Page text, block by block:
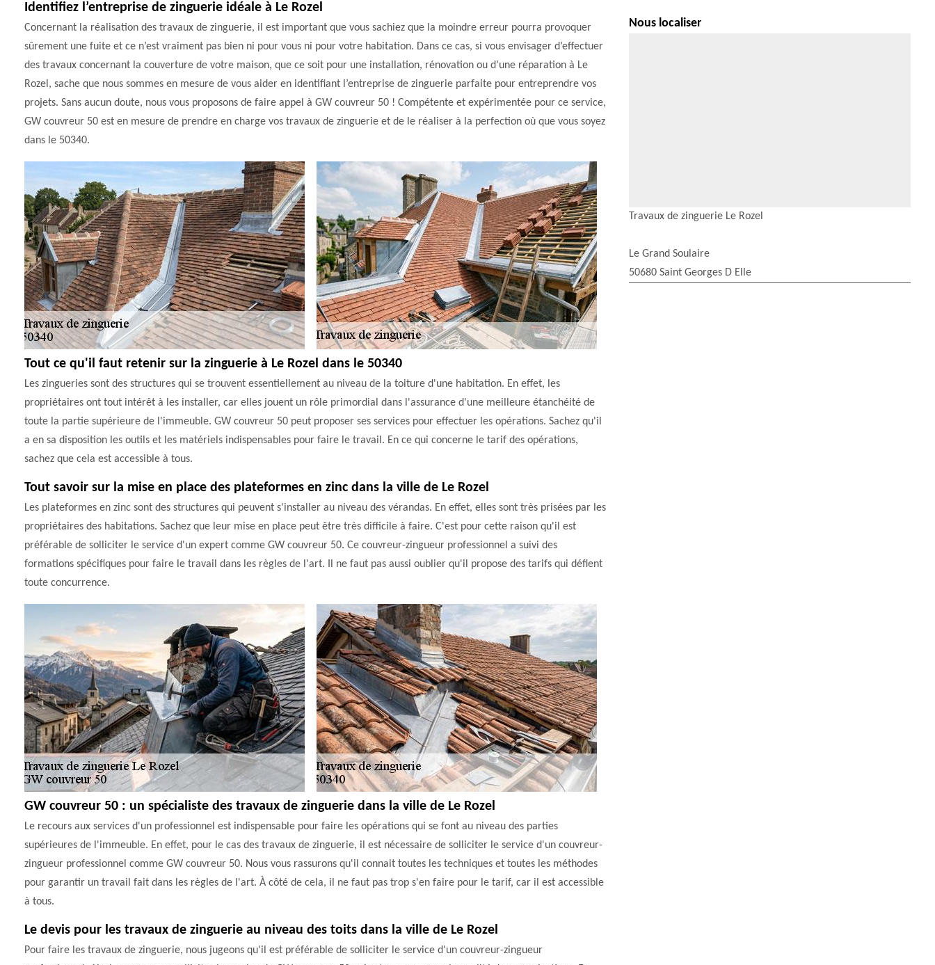
Identifiez l’entreprise de zinguerie idéale à Le Rozel
Concernant la réalisation des travaux de zinguerie, il est important que vous sachiez que la moindre erreur pourra provoquer
sûrement une fuite et ce n’est vraiment pas bien ni pour vous ni pour votre habitation. Dans ce cas, si vous envisager d’effectuer
des travaux concernant la couverture de votre maison, que ce soit pour une installation, rénovation ou d’une réparation à Le
Rozel, sache que nous sommes en mesure de vous aider en identifiant l’entreprise de zinguerie parfaite pour entreprendre vos
projets. Sans aucun doute, nous vous proposons de faire appel à GW couvreur 50 ! Compétente et expérimentée pour ce service,
GW couvreur 50 est en mesure de prendre en charge vos travaux de zinguerie et de le réaliser à la perfection où que vous soyez
dans le 50340.
Tout ce qu'il faut retenir sur la zinguerie à Le Rozel dans le 50340
Les zingueries sont des structures qui se trouvent essentiellement au niveau de la toiture d'une habitation. En effet, les
propriétaires ont tout intérêt à les installer, car elles jouent un rôle primordial dans l'assurance d'une meilleure étanchéité de
toute la partie supérieure de l'immeuble. GW couvreur 50 peut proposer ses services pour effectuer les opérations. Sachez qu'il
a en sa disposition les outils et les matériels indispensables pour faire le travail. En ce qui concerne le tarif des opérations,
sachez que cela est accessible à tous.
Tout savoir sur la mise en place des plateformes en zinc dans la ville de Le Rozel
Les plateformes en zinc sont des structures qui peuvent s'installer au niveau des vérandas. En effet, elles sont très prisées par les
propriétaires des habitations. Sachez que leur mise en place peut être très difficile à faire. C'est pour cette raison qu'il est
préférable de solliciter le service d'un expert comme GW couvreur 50. Ce couvreur-zingueur professionnel a suivi des
formations spécifiques pour faire le travail dans les règles de l'art. Il ne faut pas aussi oublier qu'il propose des tarifs qui défient
toute concurrence.
GW couvreur 50 : un spécialiste des travaux de zinguerie dans la ville de Le Rozel
Le recours aux services d'un professionnel est indispensable pour faire les opérations qui se font au niveau des parties
supérieures de l'immeuble. En effet, pour le cas des travaux de zinguerie, il est nécessaire de solliciter le service d'un couvreur-
zingueur professionnel comme GW couvreur 50. Nous vous rassurons qu'il connait toutes les techniques et toutes les méthodes
pour garantir un travail fait dans les règles de l'art. À côté de cela, il ne faut pas trop s'en faire pour le tarif, car il est accessible
à tous.
Le devis pour les travaux de zinguerie au niveau des toits dans la ville de Le Rozel
Pour faire les travaux de zinguerie, nous jugeons qu'il est préférable de solliciter le service d'un couvreur-zingueur
Nous localiser
Travaux de zinguerie Le Rozel
Le Grand Soulaire
50680 Saint Georges D Elle